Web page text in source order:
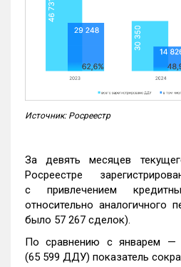
Источник: Росреестр
За девять месяцев
Росреестре
с привлечением
относительно аналогичного
было 57 267 сделок).
По сравнению с январем —
(65 599 ДДУ) показатель